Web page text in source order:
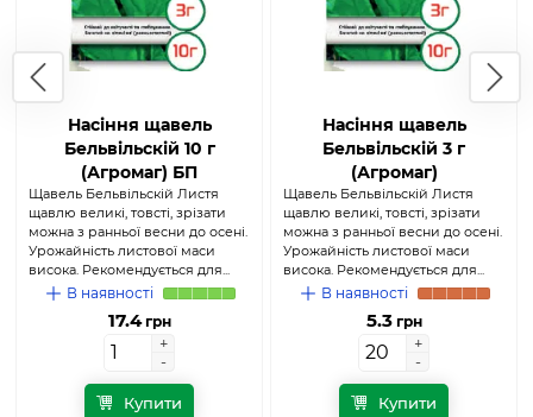
Насіння щавель
Бельвільскій 10 г
(Агромаг) БП
Щавель Бельвільскій Листя
щавлю великі, товсті, зрізати
можна з ранньої весни до осені.
Урожайність листової маси
висока. Рекомендується для...
В наявності
17.4грн
+
-
+
-
Купити
Насіння щавель
Бельвільскій 3 г
(Агромаг)
Щавель Бельвільскій Листя
щавлю великі, товсті, зрізати
можна з ранньої весни до осені.
Урожайність листової маси
висока. Рекомендується для...
В наявності
5.3грн
+
-
+
-
Купити